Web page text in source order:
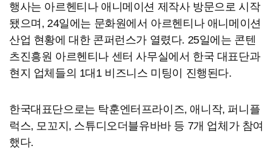
행사는 아르헨티나 애니메이션 제작사 방문으로 시작
됐으며, 24일에는 문화원에서 아르헨티나 애니메이션
산업 현황에 대한 콘퍼런스가 열렸다. 25일에는 콘텐
츠진흥원 아르헨티나 센터 사무실에서 한국 대표단과
현지 업체들의 1대1 비즈니스 미팅이 진행된다.
한국대표단으로는 탁훈엔터프라이즈, 애니작, 퍼니플
럭스, 모꼬지, 스튜디오더블유바바 등 7개 업체가 참여
했다.